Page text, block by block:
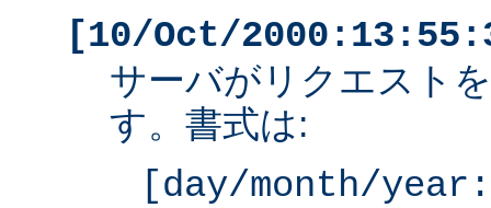
[10/Oct/
サーバがリクエスト
す。書式は:
[day/month/